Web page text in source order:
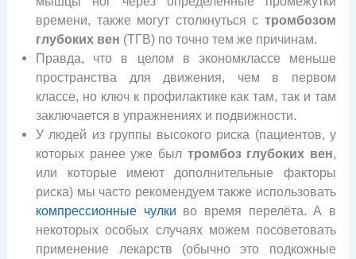
времени, также могут столкнуться с тромбозом
глубоких вен (ТГВ) по точно тем же причинам.
Правда, что в целом в экономклассе меньше
пространства для движения, чем в первом
классе, но ключ к профилактике как там, так и там
заключается в упражнениях и подвижности.
У людей из группы высокого риска (пациентов, у
которых ранее уже был тромбоз глубоких вен,
или которые имеют дополнительные факторы
риска) мы часто рекомендуем также использовать
компрессионные чулки во время перелёта. А в
некоторых особых случаях можем посоветовать
применение лекарств (обычно это подкожные